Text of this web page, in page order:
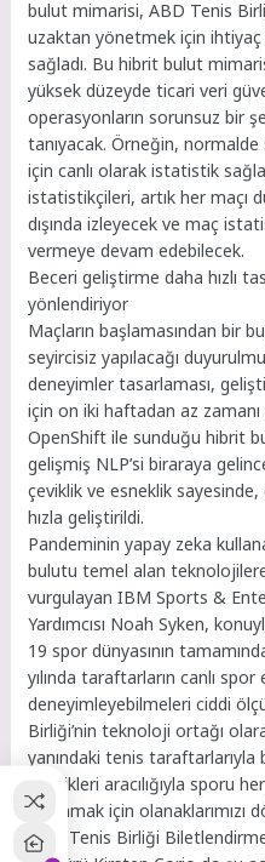
bulut mimarisi, ABD Tenis
uzaktan yönetmek için
sağladı. Bu hibrit bulut
yüksek düzeyde ticari veri
operasyonların sorunsuz bir
tanıyacak. Örneğin, normalde
için canlı olarak istatistik
istatistikçileri, artık her maçı
dışında izleyecek ve maç
vermeye devam edebilecek.
Beceri geliştirme daha hızlı
yönlendiriyor
Maçların başlamasından bir
seyircisiz yapılacağı
deneyimler tasarlaması,
için on iki haftadan az zamanı
OpenShift ile sunduğu hibrit
gelişmiş NLP’si biraraya
çeviklik ve esneklik
hızla geliştirildi.
Pandeminin yapay zeka
bulutu temel alan teknolojilere
vurgulayan IBM Sports &
Yardımcısı Noah Syken,
19 spor dünyasının
yılında taraftarların canlı
deneyimleyebilmeleri ciddi
Birliği’nin teknoloji ortağı
yanındaki tenis
özellikleri aracılığıyla sporu
sağlamak için olanaklarımızı
ABD Tenis Birliği